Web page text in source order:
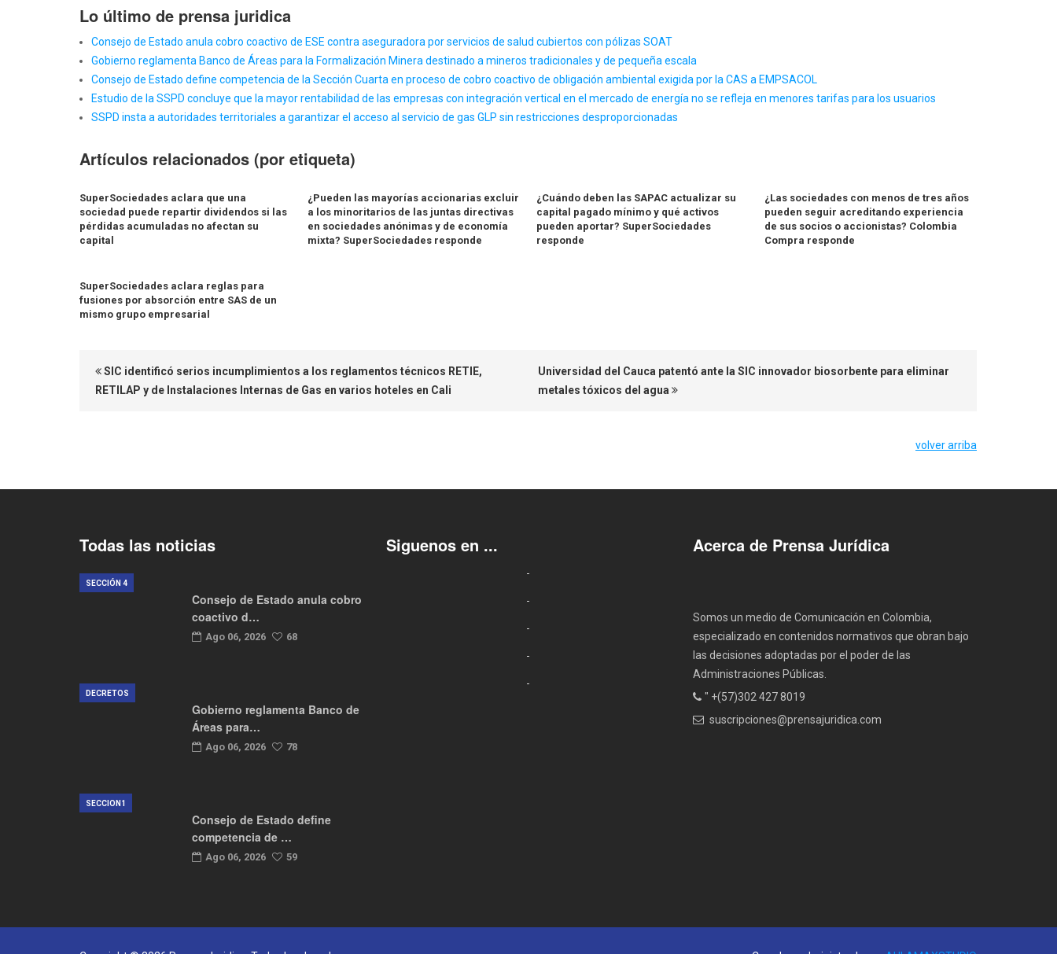
Lo último de prensa juridica
Consejo de Estado anula cobro coactivo de ESE contra aseguradora por servicios de salud cubiertos con pólizas SOAT
Gobierno reglamenta Banco de Áreas para la Formalización Minera destinado a mineros tradicionales y de pequeña escala
Consejo de Estado define competencia de la Sección Cuarta en proceso de cobro coactivo de obligación ambiental exigida por la CAS a EMPSACOL
Estudio de la SSPD concluye que la mayor rentabilidad de las empresas con integración vertical en el mercado de energía no se refleja en menores tarifas para los usuarios
SSPD insta a autoridades territoriales a garantizar el acceso al servicio de gas GLP sin restricciones desproporcionadas
Artículos relacionados (por etiqueta)
SuperSociedades aclara que una
sociedad puede repartir dividendos si las
pérdidas acumuladas no afectan su
capital
¿Pueden las mayorías accionarias excluir
a los minoritarios de las juntas directivas
en sociedades anónimas y de economía
mixta? SuperSociedades responde
¿Cuándo deben las SAPAC actualizar su
capital pagado mínimo y qué activos
pueden aportar? SuperSociedades
responde
¿Las sociedades con menos de tres años
pueden seguir acreditando experiencia
de sus socios o accionistas? Colombia
Compra responde
SuperSociedades aclara reglas para
fusiones por absorción entre SAS de un
mismo grupo empresarial
SIC identificó serios incumplimientos a los reglamentos técnicos RETIE,
RETILAP y de Instalaciones Internas de Gas en varios hoteles en Cali
Universidad del Cauca patentó ante la SIC innovador biosorbente para eliminar
metales tóxicos del agua
volver arriba
Todas las noticias
Consejo de Estado anula cobro
coactivo d…
Ago 06, 2026 68
SECCIÓN 4
Gobierno reglamenta Banco de
Áreas para…
Ago 06, 2026 78
DECRETOS
Consejo de Estado define
competencia de …
Ago 06, 2026 59
SECCION1
Siguenos en ... Acerca de Prensa Jurídica
Somos un medio de Comunicación en Colombia,
especializado en contenidos normativos que obran bajo
las decisiones adoptadas por el poder de las
Administraciones Públicas.
" +(57)302 427 8019
suscripciones@prensajuridica.com